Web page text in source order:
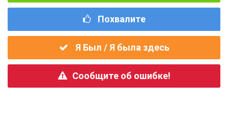
Похвалите
Я Был / Я была здесь
Сообщите об ошибке!